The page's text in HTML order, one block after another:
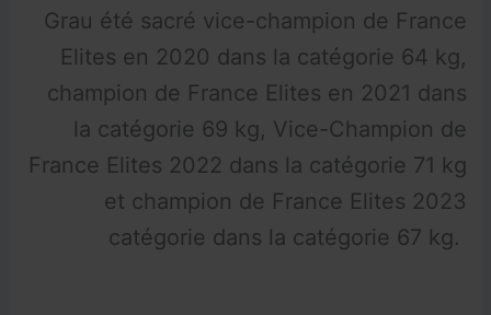
Grau été sacré vice-champion de France
Elites en 2020 dans la catégorie 64 kg,
champion de France Elites en 2021 dans
la catégorie 69 kg, Vice-Champion de
France Elites 2022 dans la catégorie 71 kg
et champion de France Elites 2023
catégorie dans la catégorie 67 kg.